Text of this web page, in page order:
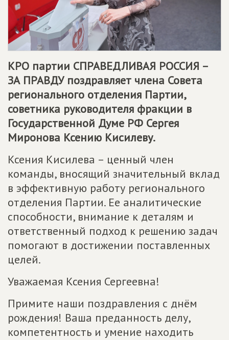
КРО партии СПРАВЕДЛИВАЯ РОССИЯ –
ЗА ПРАВДУпоздравляет члена Совета
регионального отделения Партии,
советника руководителя фракции в
Государственной Думе РФ Сергея
Миронова Ксению Кисилеву.
Ксения Кисилева – ценный член
команды, вносящий значительный вклад
в эффективную работу регионального
отделения Партии. Ее аналитические
способности, внимание к деталям и
ответственный подход к решению задач
помогают в достижении поставленных
целей.
Уважаемая Ксения Сергеевна!
Примите наши поздравления с днём
рождения! Ваша преданность делу,
компетентность и умение находить